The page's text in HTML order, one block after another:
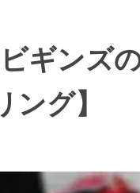
ギンズ
ング】